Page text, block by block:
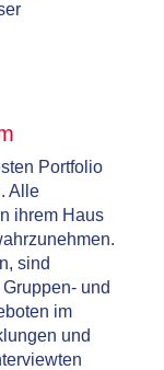
Portfolio
Alle
ihrem Haus
sind
und
im
und